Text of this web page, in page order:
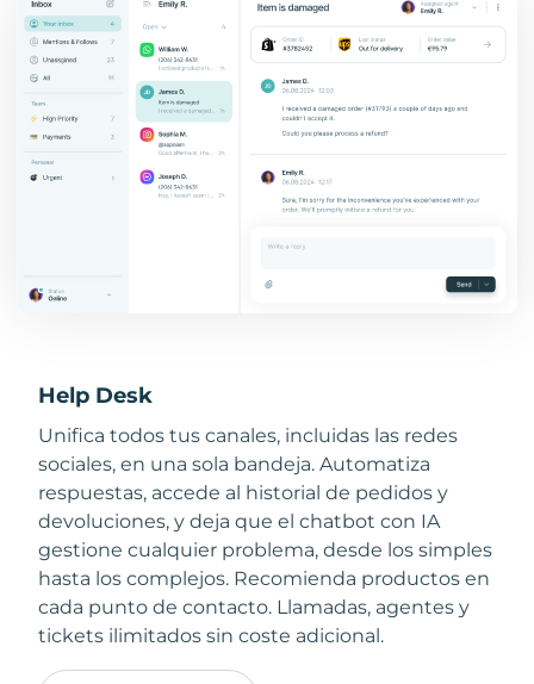
Help Desk
Unifica todos tus canales, incluidas las redes
sociales, en una sola bandeja. Automatiza
respuestas, accede al historial de pedidos y
devoluciones, y deja que el chatbot con IA
gestione cualquier problema, desde los simples
hasta los complejos. Recomienda productos en
cada punto de contacto. Llamadas, agentes y
tickets ilimitados sin coste adicional.